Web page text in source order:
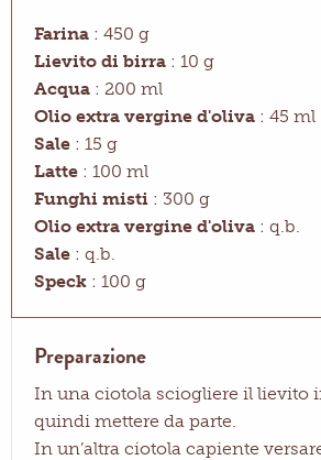
Farina : 450 g
Lievito di birra : 10 g
Acqua : 200 ml
Olio extra vergine d'oliva : 45 ml
Sale : 15 g
Latte : 100 ml
Funghi misti : 300 g
Olio extra vergine d'oliva : q.b.
Sale : q.b.
Speck : 100 g
Preparazione
In una ciotola sciogliere il lievito
quindi mettere da parte.
In un’altra ciotola capiente